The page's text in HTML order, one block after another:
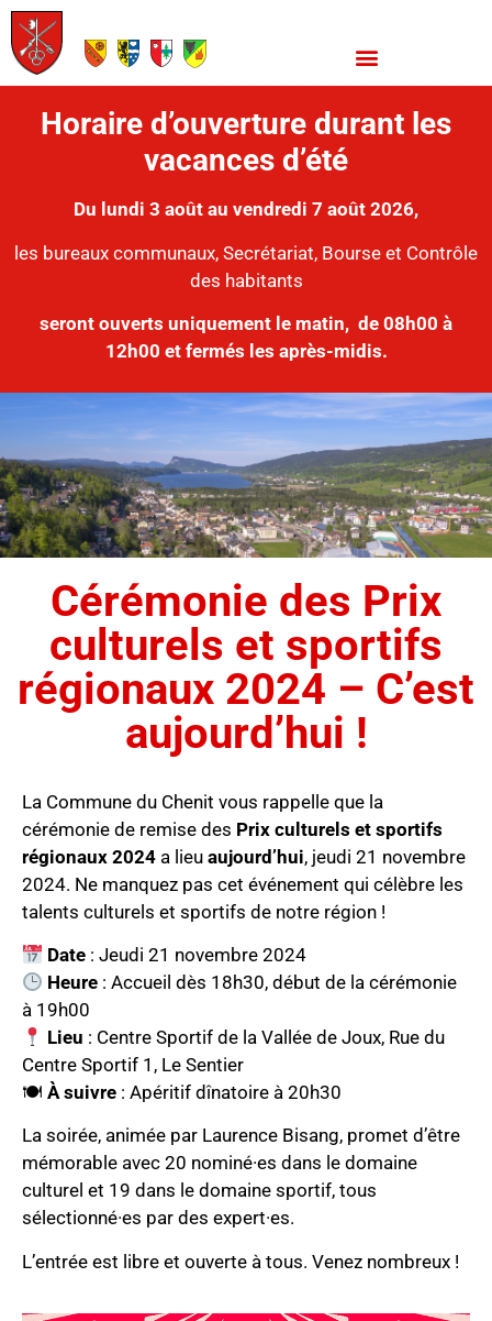
Horaire d’ouverture durant les
vacances d’été
Du lundi 3 août au vendredi 7 août 2026,
les bureaux communaux, Secrétariat, Bourse et Contrôle
des habitants
seront ouverts uniquement le matin, de 08h00 à
12h00 et fermés les après-midis.
Cérémonie des Prix
culturels et sportifs
régionaux 2024 – C’est
aujourd’hui !
La Commune du Chenit vous rappelle que la
cérémonie de remise des Prix culturels et sportifs
régionaux 2024 a lieu aujourd’hui, jeudi 21 novembre
2024. Ne manquez pas cet événement qui célèbre les
talents culturels et sportifs de notre région !
Date : Jeudi 21 novembre 2024
Heure : Accueil dès 18h30, début de la cérémonie
à 19h00
Lieu : Centre Sportif de la Vallée de Joux, Rue du
Centre Sportif 1, Le Sentier
🍽 À suivre : Apéritif dînatoire à 20h30
La soirée, animée par Laurence Bisang, promet d’être
mémorable avec 20 nominé·es dans le domaine
culturel et 19 dans le domaine sportif, tous
sélectionné·es par des expert·es.
L’entrée est libre et ouverte à tous. Venez nombreux !